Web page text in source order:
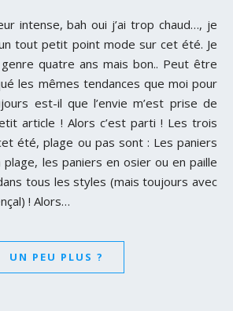
tout petit point mode sur cet été. Je
quatre ans mais bon.. Peut être
les mêmes tendances que moi pour
est-il que l’envie m’est prise de
article ! Alors c’est parti ! Les trois
été, plage ou pas sont : Les paniers
plage, les paniers en osier ou en paille
tous les styles (mais toujours avec
! Alors…
UN PEU PLUS ?